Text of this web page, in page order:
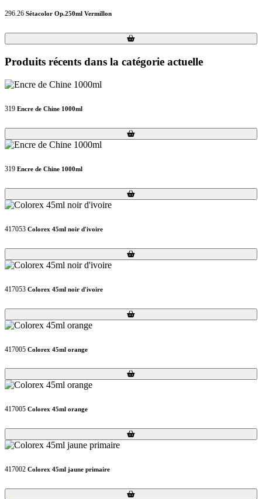
296.26 Sétacolor Op.250ml Vermillon
Loading...
Loading...
Produits récents dans la catégorie actuelle
319 Encre de Chine 1000ml
Loading...
Loading...
319 Encre de Chine 1000ml
Loading...
Loading...
417053 Colorex 45ml noir d'ivoire
Loading...
Loading...
417053 Colorex 45ml noir d'ivoire
Loading...
Loading...
417005 Colorex 45ml orange
Loading...
Loading...
417005 Colorex 45ml orange
Loading...
Loading...
417002 Colorex 45ml jaune primaire
Loading...
Loading...